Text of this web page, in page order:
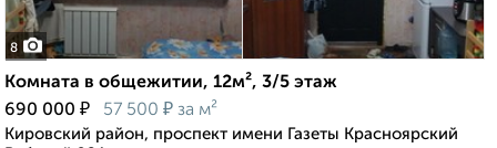
8
Комната в общежитии, 12м², 3/5 этаж
690 000 ₽ 57 500 ₽ за м²
Кировский район, проспект имени Газеты Красноярский